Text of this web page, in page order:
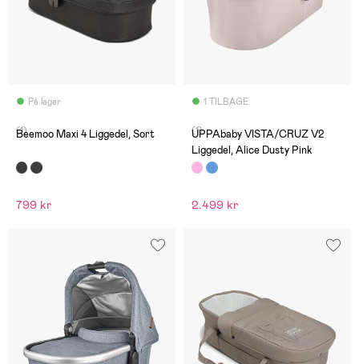
På lager
(1)
Beemoo Maxi 4 Liggedel, Sort
799 kr
1 TILBAGE
(1)
UPPAbaby VISTA/CRUZ V2
Liggedel, Alice Dusty Pink
2.499 kr